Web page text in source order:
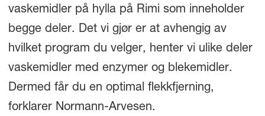
vaskemidler på hylla på Rimi som inneholder
begge deler. Det vi gjør er at avhengig av
hvilket program du velger, henter vi ulike deler
vaskemidler med enzymer og blekemidler.
Dermed får du en optimal flekkfjerning,
forklarer Normann-Arvesen.